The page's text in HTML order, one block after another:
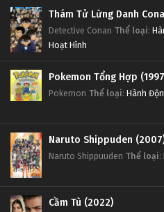
Thám Tử Lừng Danh
Detective Conan Thể loại:
Hoạt Hình
Pokemon Tổng Hợp
Pokemon Thể loại: Hành
Naruto Shippuden
Naruto Shippuuden Thể loại:
Cầm Tù (2022)